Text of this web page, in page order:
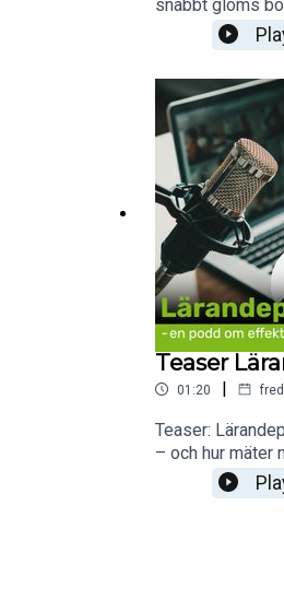
snabbt glöms
Med ett
Teaser
01:20 |
Teaser:
– och hur mäter
vi kommer att